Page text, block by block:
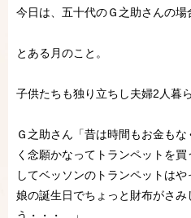
今日は、五十代のＧ之助さんの場
とある月のこと。
子供たちも独り立ちし夫婦2人暮
Ｇ之助さん「昔は時間もお金も
く念願かなってトランペットを
してベッソンのトランペットは
娘の誕生日でちょっと財布がさみ
う・・・。」